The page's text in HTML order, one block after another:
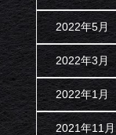
2022年5月
2022年3月
2022年1月
2021年11月